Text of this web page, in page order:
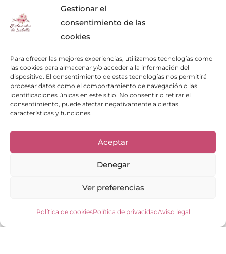
Gestionar el
consentimiento de las
cookies
Para ofrecer las mejores experiencias, utilizamos tecnologías como
las cookies para almacenar y/o acceder a la información del
dispositivo. El consentimiento de estas tecnologías nos permitirá
procesar datos como el comportamiento de navegación o las
identificaciones únicas en este sitio. No consentir o retirar el
consentimiento, puede afectar negativamente a ciertas
características y funciones.
Aceptar
Denegar
Ver preferencias
Política de cookiesPolítica de privacidadAviso legal
Enlaces de interés
Bienvenid@
Cuidados del bolso
Contacto